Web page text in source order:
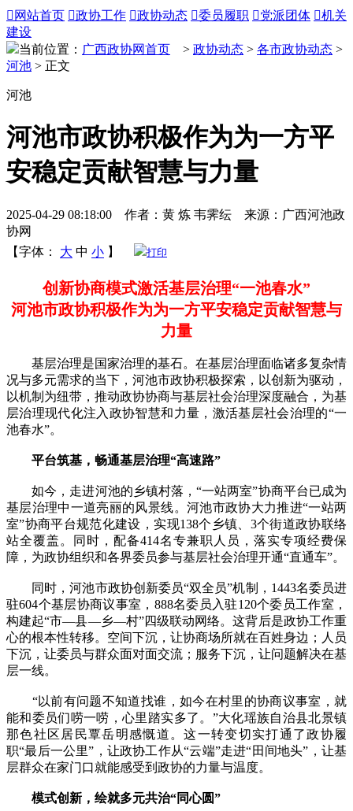
 网站首页 政协工作 政协动态 委员履职 党派团体 机关
建设
当前位置： 广西政协网首页 > 政协动态 > 各市政协动态 >
河池 > 正文
河池
河池市政协积极作为为一方平
安稳定贡献智慧与力量
2025-04-29 08:18:00 作者：黄 炼 韦霁纭 来源：广西河池政
协网
【字体：
大 中 小 】 打印
创新协商模式激活基层治理“一池春水”
河池市政协积极作为为一方平安稳定贡献智慧与
力量
基层治理是国家治理的基石。在基层治理面临诸多复杂情
况与多元需求的当下，河池市政协积极探索，以创新为驱动，
以机制为纽带，推动政协协商与基层社会治理深度融合，为基
层治理现代化注入政协智慧和力量，激活基层社会治理的“一
池春水”。
平台筑基，畅通基层治理“高速路”
如今，走进河池的乡镇村落，“一站两室”协商平台已成为
基层治理中一道亮丽的风景线。河池市政协大力推进“一站两
室”协商平台规范化建设，实现138个乡镇、3个街道政协联络
站全覆盖。同时，配备414名专兼职人员，落实专项经费保
障，为政协组织和各界委员参与基层社会治理开通“直通车”。
同时，河池市政协创新委员“双全员”机制，1443名委员进
驻604个基层协商议事室，888名委员入驻120个委员工作室，
构建起“市—县—乡—村”四级联动网络。这背后是政协工作重
心的根本性转移。空间下沉，让协商场所就在百姓身边；人员
下沉，让委员与群众面对面交流；服务下沉，让问题解决在基
层一线。
“以前有问题不知道找谁，如今在村里的协商议事室，就
能和委员们唠一唠，心里踏实多了。”大化瑶族自治县北景镇
那色社区居民覃岳明感慨道。这一转变切实打通了政协履
职“最后一公里”，让政协工作从“云端”走进“田间地头”，让基
层群众在家门口就能感受到政协的力量与温度。
模式创新，绘就多元共治“同心圆”